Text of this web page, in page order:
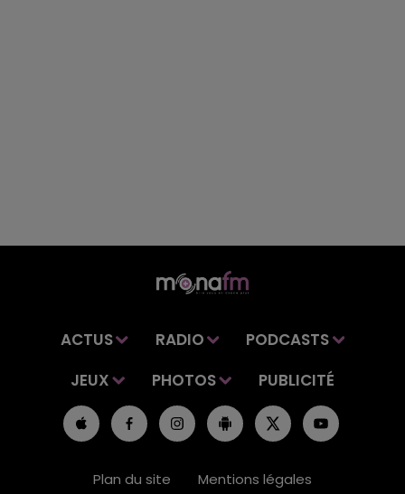
ACTUS RADIO
PODCASTS
JEUX
PHOTOS PUBLICITÉ
Plan du site Mentions légales